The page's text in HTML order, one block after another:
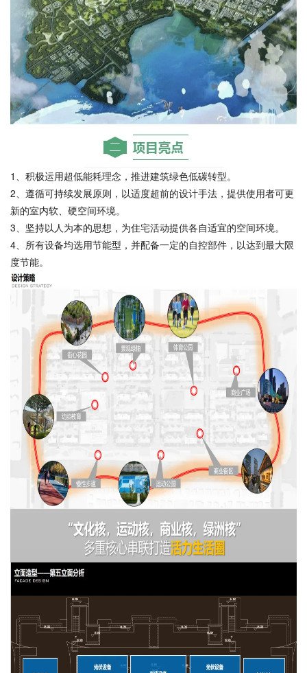
1、积极运用超低能耗理念，推进建筑绿色低碳转型。
2、遵循可持续发展原则，以适度超前的设计手法，提供使用者可更
新的室内软、硬空间环境。
3、坚持以人为本的思想，为住宅活动提供各自适宜的空间环境。
4、所有设备均选用节能型，并配备一定的自控部件，以达到最大限
度节能。